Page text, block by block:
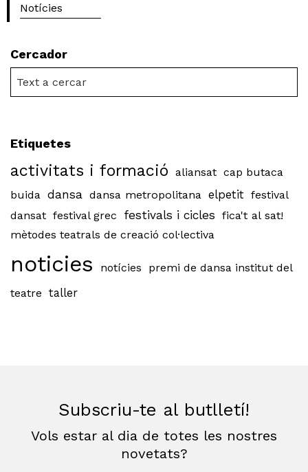
Notícies
Cercador
Etiquetes
activitats i formació aliansat cap butaca
buida dansa dansa metropolitana elpetit festival
dansat festival grec festivals i cicles fica't al sat!
mètodes teatrals de creació col·lectiva
noticies notícies
premi de dansa institut del
teatre taller
Subscriu-te al butlletí!
Vols estar al dia de totes les nostres
novetats?